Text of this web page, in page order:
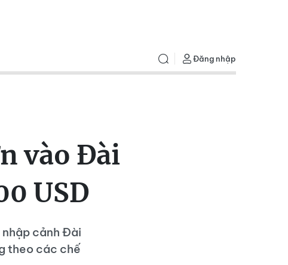
Đăng nhập
vào Đài
USD
cảnh Đài
theo các chế